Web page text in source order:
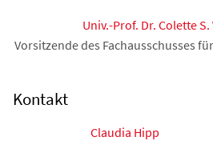
Univ.-Prof. Dr. Colette
Vorsitzende des Fachausschusses
Kontakt
Claudia Hipp